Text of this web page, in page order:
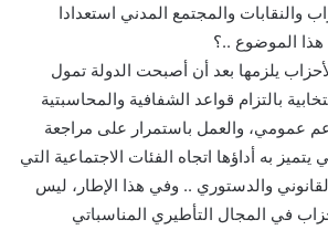
والنقابات والمجتمع المدني استعدادا
الموضوع ..؟
يلزمها بعد أن أصبحت الدولة تمول
بالتزام قواعد الشفافية والمحاسبتية
والعمل باستمرار على مراجعة
يتميز به أداؤها اتجاه الفئات الاجتماعية التي
والدستوري .. وفي هذا الإطار، ليس
في المجال التأطيري المناسباتي